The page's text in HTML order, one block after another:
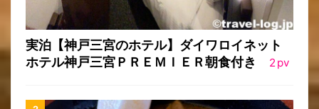
実泊【神戸三宮のホテル】ダイワロイネット
ホテル神戸三宮ＰＲＥＭＩＥＲ朝食付き
2pv